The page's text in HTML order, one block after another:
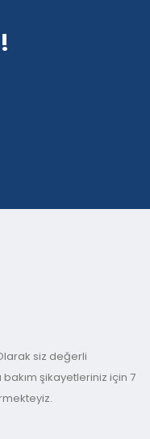
siz değerli
şikayetleriniz için 7